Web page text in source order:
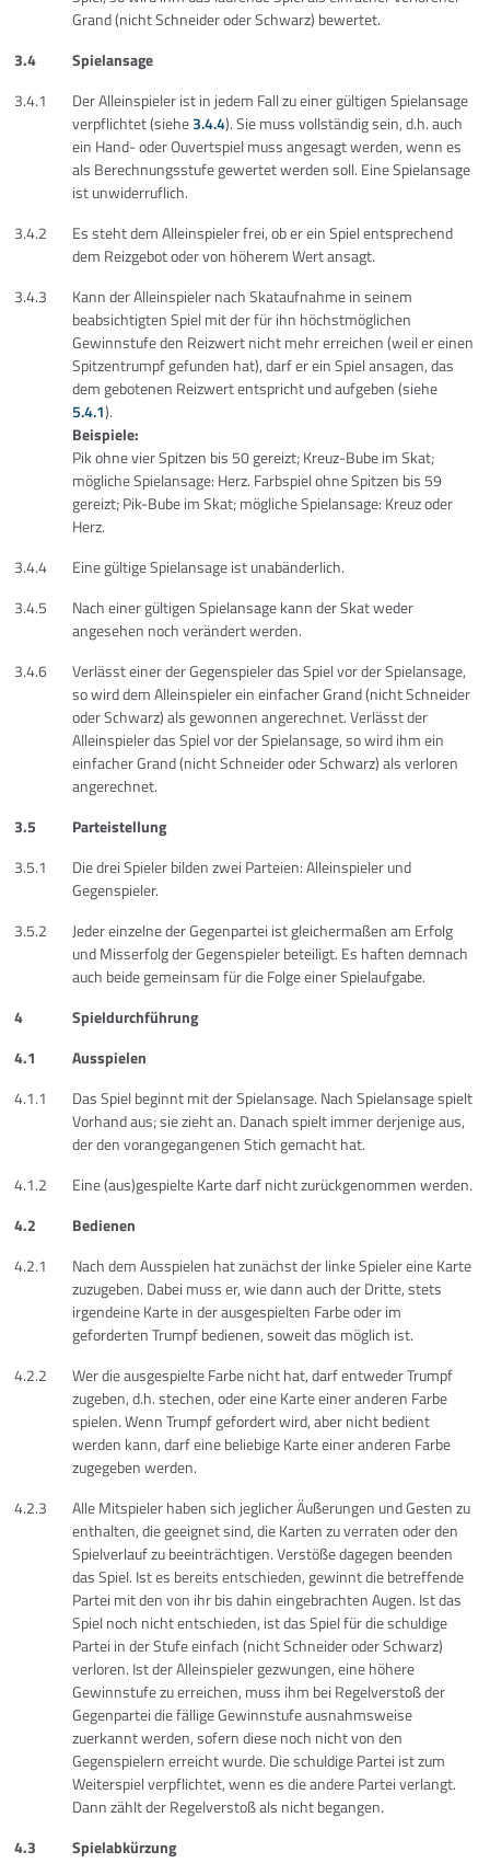
Grand (nicht Schneider oder Schwarz) bewertet.
3.4
Spielansage
3.4.1
Der Alleinspieler ist in jedem Fall zu einer gültigen Spielansage
verpflichtet (siehe3.4.4). Sie muss vollständig sein, d.h. auch
ein Hand- oder Ouvertspiel muss angesagt werden, wenn es
als Berechnungsstufe gewertet werden soll. Eine Spielansage
ist unwiderruflich.
3.4.2
Es steht dem Alleinspieler frei, ob er ein Spiel entsprechend
dem Reizgebot oder von höherem Wert ansagt.
3.4.3
Kann der Alleinspieler nach Skataufnahme in seinem
beabsichtigten Spiel mit der für ihn höchstmöglichen
Gewinnstufe den Reizwert nicht mehr erreichen (weil er einen
Spitzentrumpf gefunden hat), darf er ein Spiel ansagen, das
dem gebotenen Reizwert entspricht und aufgeben (siehe
5.4.1).
Beispiele:
Pik ohne vier Spitzen bis 50 gereizt; Kreuz-Bube im Skat;
mögliche Spielansage: Herz. Farbspiel ohne Spitzen bis 59
gereizt; Pik-Bube im Skat; mögliche Spielansage: Kreuz oder
Herz.
3.4.4
Eine gültige Spielansage ist unabänderlich.
3.4.5
Nach einer gültigen Spielansage kann der Skat weder
angesehen noch verändert werden.
3.4.6
Verlässt einer der Gegenspieler das Spiel vor der Spielansage,
so wird dem Alleinspieler ein einfacher Grand (nicht Schneider
oder Schwarz) als gewonnen angerechnet. Verlässt der
Alleinspieler das Spiel vor der Spielansage, so wird ihm ein
einfacher Grand (nicht Schneider oder Schwarz) als verloren
angerechnet.
3.5
Parteistellung
3.5.1
Die drei Spieler bilden zwei Parteien: Alleinspieler und
Gegenspieler.
3.5.2
Jeder einzelne der Gegenpartei ist gleichermaßen am Erfolg
und Misserfolg der Gegenspieler beteiligt. Es haften demnach
auch beide gemeinsam für die Folge einer Spielaufgabe.
4
Spieldurchführung
4.1
Ausspielen
4.1.1
Das Spiel beginnt mit der Spielansage. Nach Spielansage spielt
Vorhand aus; sie zieht an. Danach spielt immer derjenige aus,
der den vorangegangenen Stich gemacht hat.
4.1.2
Eine (aus)gespielte Karte darf nicht zurückgenommen werden.
4.2
Bedienen
4.2.1
Nach dem Ausspielen hat zunächst der linke Spieler eine Karte
zuzugeben. Dabei muss er, wie dann auch der Dritte, stets
irgendeine Karte in der ausgespielten Farbe oder im
geforderten Trumpf bedienen, soweit das möglich ist.
4.2.2
Wer die ausgespielte Farbe nicht hat, darf entweder Trumpf
zugeben, d.h. stechen, oder eine Karte einer anderen Farbe
spielen. Wenn Trumpf gefordert wird, aber nicht bedient
werden kann, darf eine beliebige Karte einer anderen Farbe
zugegeben werden.
4.2.3
Alle Mitspieler haben sich jeglicher Äußerungen und Gesten zu
enthalten, die geeignet sind, die Karten zu verraten oder den
Spielverlauf zu beeinträchtigen. Verstöße dagegen beenden
das Spiel. Ist es bereits entschieden, gewinnt die betreffende
Partei mit den von ihr bis dahin eingebrachten Augen. Ist das
Spiel noch nicht entschieden, ist das Spiel für die schuldige
Partei in der Stufe einfach (nicht Schneider oder Schwarz)
verloren. Ist der Alleinspieler gezwungen, eine höhere
Gewinnstufe zu erreichen, muss ihm bei Regelverstoß der
Gegenpartei die fällige Gewinnstufe ausnahmsweise
zuerkannt werden, sofern diese noch nicht von den
Gegenspielern erreicht wurde. Die schuldige Partei ist zum
Weiterspiel verpflichtet, wenn es die andere Partei verlangt.
Dann zählt der Regelverstoß als nicht begangen.
4.3
Spielabkürzung